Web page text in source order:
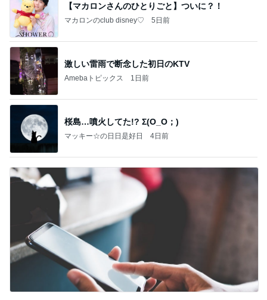
【マカロンさんのひとりごと】ついに？！
マカロンのclub disney♡ 5日前
激しい雷雨で断念した初日のKTV
Amebaトピックス 1日前
桜島…噴火してた!? Σ(O_O；)
マッキー☆の日日是好日 4日前